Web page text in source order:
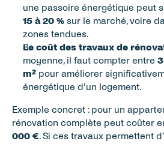
une passoire énergétique peut
15 à 20 % sur le marché, voire
zones tendues.
Le coût des travaux de
moyenne, il faut compter entre
m² pour améliorer
énergétique d’un logement.
Exemple concret : pour un
rénovation complète peut coûter
000 €. Si ces travaux permettent